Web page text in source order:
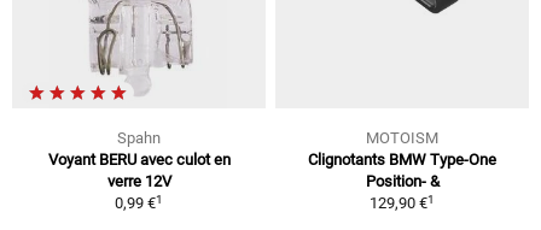
Spahn
Voyant BERU avec culot en
verre 12V
0,99 €1
MOTOISM
Clignotants BMW Type-One
Position- &
129,90 €1